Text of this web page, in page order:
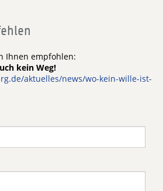
Ihnen empfohlen:
kein Weg!
aktuelles/news/wo-kein-wille-ist-